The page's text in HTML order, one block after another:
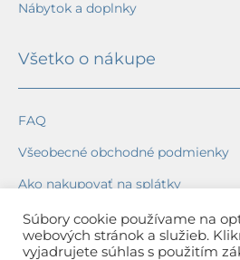
Nábytok a doplnky
Všetko o nákupe
FAQ
Všeobecné obchodné podmienky
Ako nakupovať na splátky
Ochrana osobných údajov
Reklamačný poriadok
Súbory cookie používame na
webových stránok a služieb.
vyjadrujete súhlas s použitím